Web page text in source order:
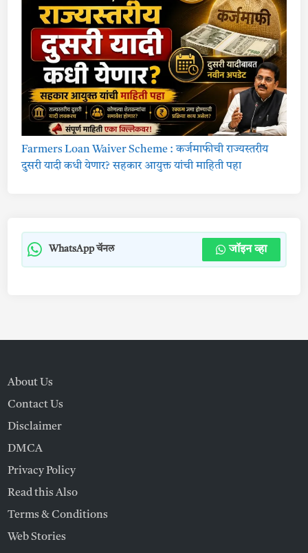
Farmers Loan Waiver Scheme : कर्जमाफीची राज्यस्तरीय
दुसरी यादी कधी येणार? सहकार आयुक्त यांची माहिती पहा
WhatsApp चॅनल जॉइन व्हा
About Us
Contact Us
Disclaimer
DMCA
Privacy Policy
Read this Also
Terms & Conditions
Web Stories